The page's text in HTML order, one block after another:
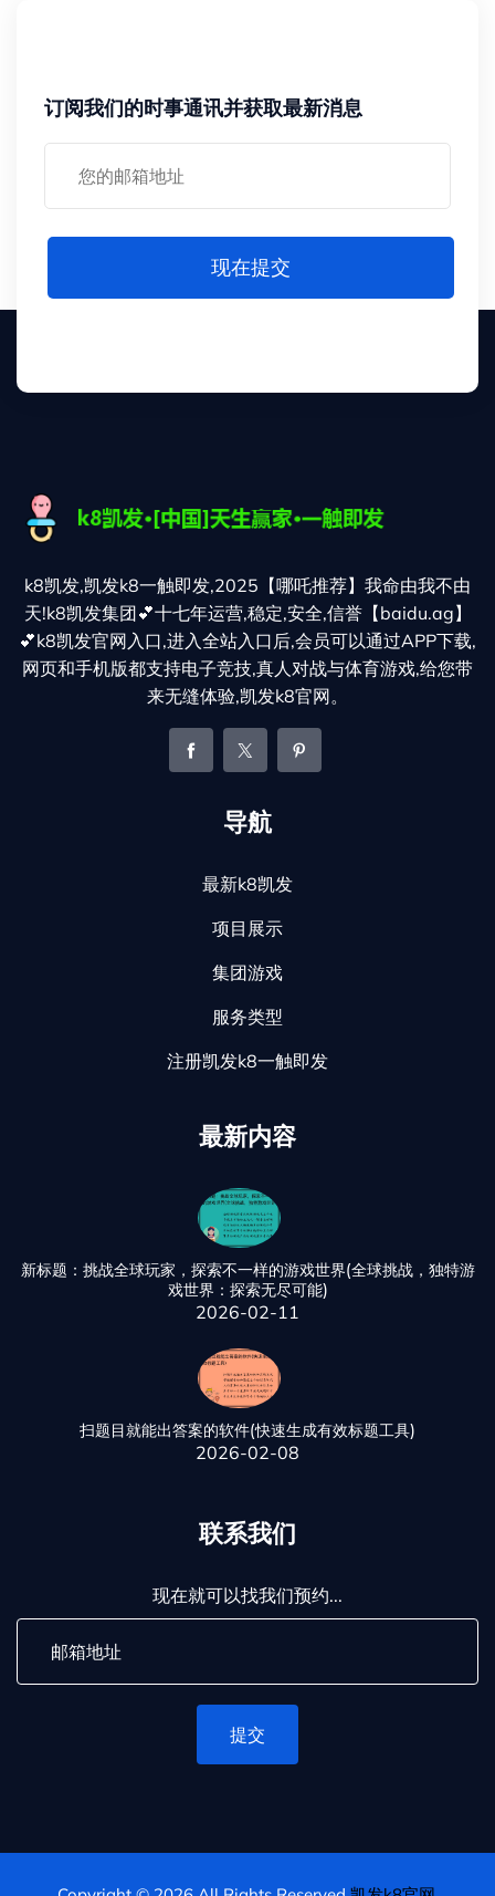
订阅我们的时事通讯并获取最新消息
现在提交
k8凯发,凯发k8一触即发,2025【哪吒推荐】我命由我不由
天!k8凯发集团💕十七年运营,稳定,安全,信誉【baidu.ag】
💕k8凯发官网入口,进入全站入口后,会员可以通过APP下载,
网页和手机版都支持电子竞技,真人对战与体育游戏,给您带
来无缝体验,凯发k8官网。
导航
最新k8凯发
项目展示
集团游戏
服务类型
注册凯发k8一触即发
最新内容
新标题：挑战全球玩家，探索不一样的游戏世界(全球挑战，独特游
戏世界：探索无尽可能)
2026-02-11
扫题目就能出答案的软件(快速生成有效标题工具)
2026-02-08
联系我们
现在就可以找我们预约...
提交